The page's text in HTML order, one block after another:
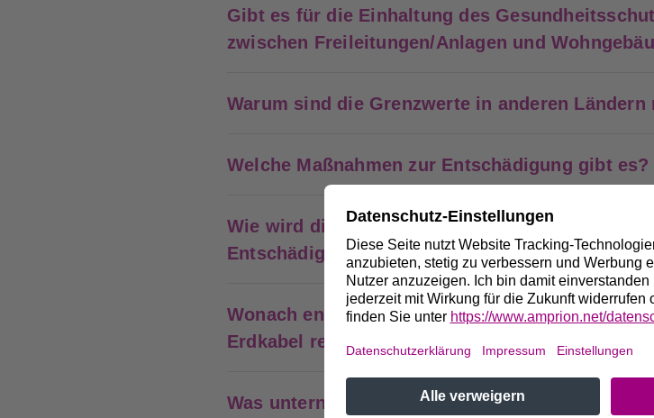
Gibt es für die Einhaltung des
zwischen Freileitungen/Anlagen und
Warum sind die Grenzwerte in anderen Ländern
Welche Maßnahmen zur Entschädigung gibt es?
Wie wird die Wertentwicklung eines
Entschädigungsmaßnahmen berücksichtigt?
Wonach entscheidet Amprion, ob die
Erdkabel realisiert wird?
Was unternimmt Amprion, um Natur und